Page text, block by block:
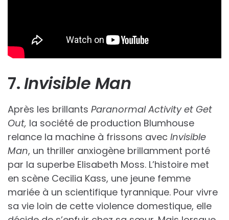
7.Invisible Man
Après les brillants Paranormal Activity et Get
Out, la société de production Blumhouse
relance la machine à frissons avec Invisible
Man, un thriller anxiogène brillamment porté
par la superbe Elisabeth Moss. L’histoire met
en scène Cecilia Kass, une jeune femme
mariée à un scientifique tyrannique. Pour vivre
sa vie loin de cette violence domestique, elle